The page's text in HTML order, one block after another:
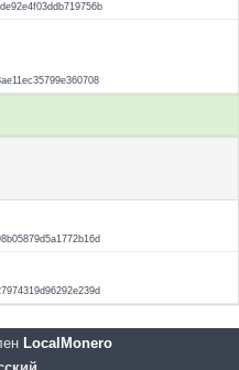
LocalMonero